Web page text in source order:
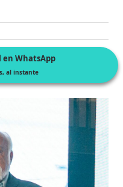
WhatsApp
al instante